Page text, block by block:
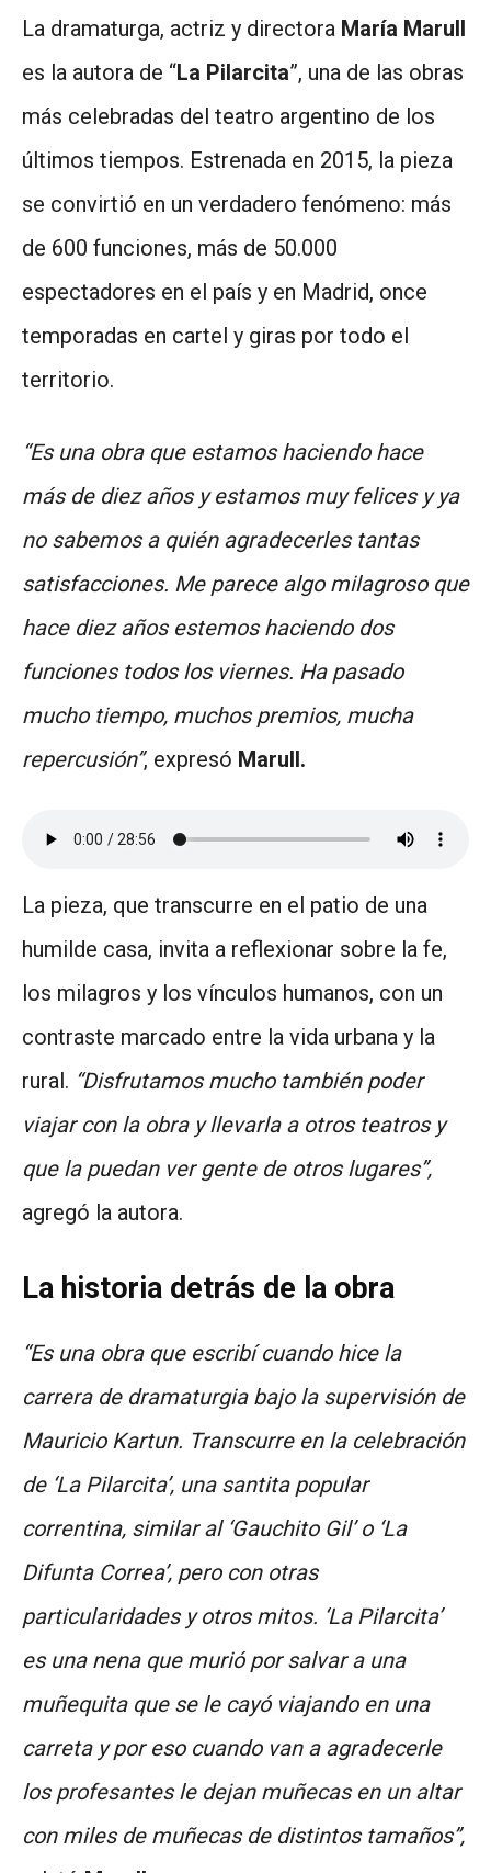
La dramaturga, actriz y directora María Marull
es la autora de “La Pilarcita”, una de las obras
más celebradas del teatro argentino de los
últimos tiempos. Estrenada en 2015, la pieza
se convirtió en un verdadero fenómeno: más
de 600 funciones, más de 50.000
espectadores en el país y en Madrid, once
temporadas en cartel y giras por todo el
territorio.
“Es una obra que estamos haciendo hace
más de diez años y estamos muy felices y ya
no sabemos a quién agradecerles tantas
satisfacciones. Me parece algo milagroso que
hace diez años estemos haciendo dos
funciones todos los viernes. Ha pasado
mucho tiempo, muchos premios, mucha
repercusión”, expresó Marull.
La pieza, que transcurre en el patio de una
humilde casa, invita a reflexionar sobre la fe,
los milagros y los vínculos humanos, con un
contraste marcado entre la vida urbana y la
rural. “Disfrutamos mucho también poder
viajar con la obra y llevarla a otros teatros y
que la puedan ver gente de otros lugares”,
agregó la autora.
La historia detrás de la obra
“Es una obra que escribí cuando hice la
carrera de dramaturgia bajo la supervisión de
Mauricio Kartun. Transcurre en la celebración
de ‘La Pilarcita’, una santita popular
correntina, similar al ‘Gauchito Gil’ o ‘La
Difunta Correa’, pero con otras
particularidades y otros mitos. ‘La Pilarcita’
es una nena que murió por salvar a una
muñequita que se le cayó viajando en una
carreta y por eso cuando van a agradecerle
los profesantes le dejan muñecas en un altar
con miles de muñecas de distintos tamaños”,